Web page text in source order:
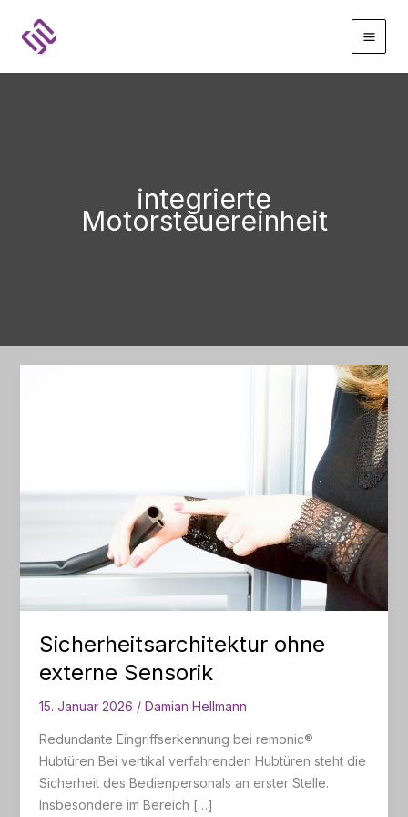
Inhalt
springen
integrierte
Motorsteuereinheit
Sicherheitsarchitektur ohne
externe Sensorik
15. Januar 2026 / Damian Hellmann
Redundante Eingriffserkennung bei remonic®
Hubtüren Bei vertikal verfahrenden Hubtüren steht die
Sicherheit des Bedienpersonals an erster Stelle.
Insbesondere im Bereich […]